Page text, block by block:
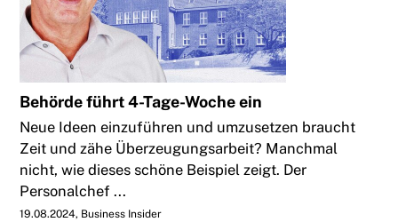
Behörde führt 4-Tage-Woche ein
Neue Ideen einzuführen und umzusetzen braucht
Zeit und zähe Überzeugungsarbeit? Manchmal
nicht, wie dieses schöne Beispiel zeigt. Der
Personalchef ...
19.08.2024 Business Insider